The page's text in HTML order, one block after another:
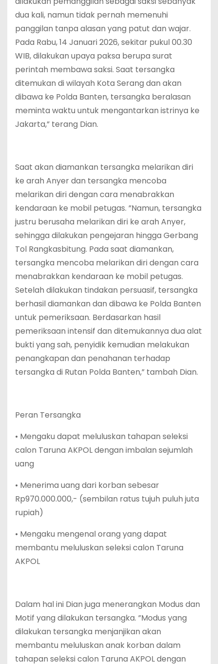
dua kali, namun tidak pernah memenuhi
panggilan tanpa alasan yang patut dan wajar.
Pada Rabu, 14 Januari 2026, sekitar pukul 00.30
WIB, dilakukan upaya paksa berupa surat
perintah membawa saksi. Saat tersangka
ditemukan di wilayah Kota Serang dan akan
dibawa ke Polda Banten, tersangka beralasan
meminta waktu untuk mengantarkan istrinya ke
Jakarta,” terang Dian.
Saat akan diamankan tersangka melarikan diri
ke arah Anyer dan tersangka mencoba
melarikan diri dengan cara menabrakkan
kendaraan ke mobil petugas. ”Namun, tersangka
justru berusaha melarikan diri ke arah Anyer,
sehingga dilakukan pengejaran hingga Gerbang
Tol Rangkasbitung. Pada saat diamankan,
tersangka mencoba melarikan diri dengan cara
menabrakkan kendaraan ke mobil petugas.
Setelah dilakukan tindakan persuasif, tersangka
berhasil diamankan dan dibawa ke Polda Banten
untuk pemeriksaan. Berdasarkan hasil
pemeriksaan intensif dan ditemukannya dua alat
bukti yang sah, penyidik kemudian melakukan
penangkapan dan penahanan terhadap
tersangka di Rutan Polda Banten,” tambah Dian.
Peran Tersangka
• Mengaku dapat meluluskan tahapan seleksi
calon Taruna AKPOL dengan imbalan sejumlah
uang
• Menerima uang dari korban sebesar
Rp970.000.000,- (sembilan ratus tujuh puluh juta
rupiah)
• Mengaku mengenal orang yang dapat
membantu meluluskan seleksi calon Taruna
AKPOL
Dalam hal ini Dian juga menerangkan Modus dan
Motif yang dilakukan tersangka. ”Modus yang
dilakukan tersangka menjanjikan akan
membantu meluluskan anak korban dalam
tahapan seleksi calon Taruna AKPOL dengan